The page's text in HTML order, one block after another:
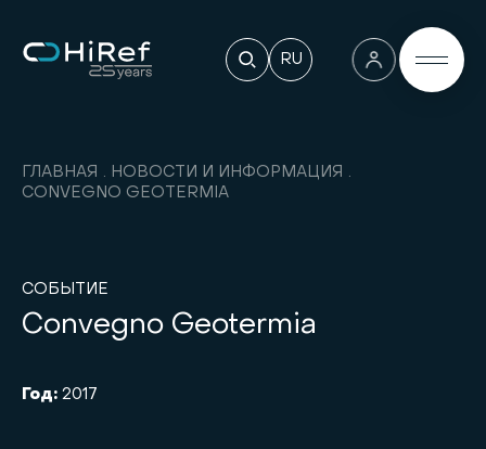
RU
ГЛАВНАЯ
НОВОСТИ И ИНФОРМАЦИЯ
CONVEGNO GEOTERMIA
СОБЫТИЕ
Convegno Geotermia
Год: 2017